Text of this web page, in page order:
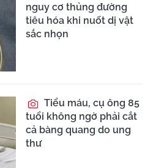
nguy cơ thủng đường
tiêu hóa khi nuốt dị vật
sắc nhọn
Tiểu máu, cụ ông 85
tuổi không ngờ phải cắt
cả bàng quang do ung
thư